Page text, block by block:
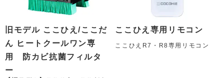
旧モデル ここひえ/ここだ
ん ヒートクールワン専
用 防カビ抗菌フィルタ
ー
ここひえ専用リモコン
ここひえR7・R8専用リモコン